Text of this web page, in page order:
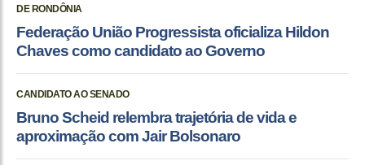
DE RONDÔNIA
Federação União Progressista oficializa Hildon
Chaves como candidato ao Governo
CANDIDATO AO SENADO
Bruno Scheid relembra trajetória de vida e
aproximação com Jair Bolsonaro